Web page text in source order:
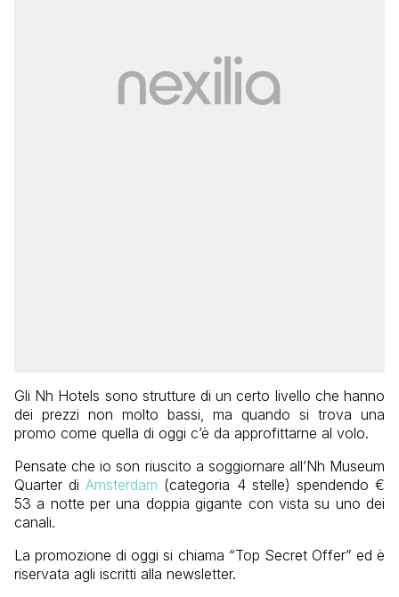
Gli Nh Hotels sono strutture di un certo livello che hanno
dei prezzi non molto bassi, ma quando si trova una
promo come quella di oggi c’è da approfittarne al volo.
Pensate che io son riuscito a soggiornare all’Nh Museum
Quarter diAmsterdam (categoria 4 stelle) spendendo €
53 a notte per una doppia gigante con vista su uno dei
canali.
La promozione di oggi si chiama “Top Secret Offer” ed è
riservata agli iscritti alla newsletter.